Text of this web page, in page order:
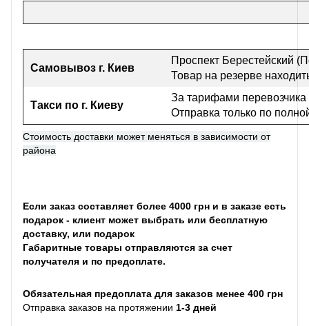
Самовывоз г. Киев
Проспект Берестейский
Товар на резерве
Такси по г. Киеву
За тарифами перевозчика
Отправка только по
Стоимость доставки может меняться в зависимости от
района
Если заказ составляет более 4000 грн и в заказе есть
подарок - клиент может выбрать или бесплатную
доставку, или подарок
Габаритные товары отправляются за счет
получателя и по предоплате.
Обязательная предоплата для заказов менее 400 грн
Отправка заказов на протяжении 1-3 дней